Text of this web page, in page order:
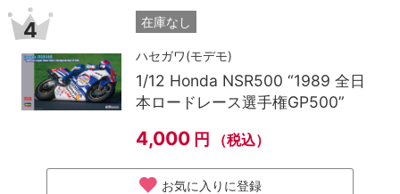
4 在庫なし
ハセガワ(モデモ)
1/12 Honda NSR500 “1989 全日
本ロードレース選手権GP500”
4,000 円 （税込）
お気に入りに登録